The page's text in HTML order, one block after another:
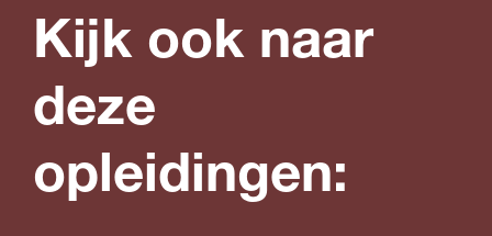
Kijk ook naar
deze
opleidingen: